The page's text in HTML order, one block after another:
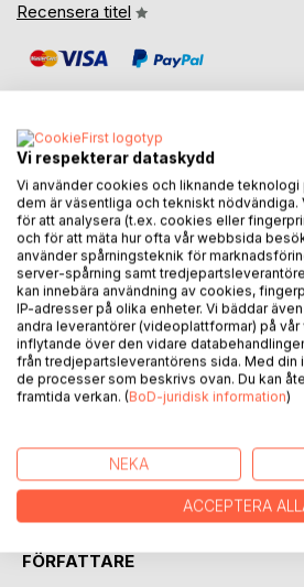
Recensera titel
BESKRIVNING
Warren Buffet lär ha sagt att det är
egna misstag men ännu bättre att
Fails berättar över 50 spännande
från populärkultur, vetenskap,
hur vår strävan att bli bättre och nå
snubblar rejält på vägen.
Läs om stora och små missar som
Shackletons brutala Antarktisresa,
filmskola eller när Avicii trots burop i
monsterhit genom att återuppfinna en
FÖRFATTARE
Vi respekterar dataskydd
Vi använder cookies och liknande teknologi
dem är väsentliga och tekniskt nödvändiga.
för att analysera (t.ex. cookies eller
och för att mäta hur ofta vår webbsida
använder spårningsteknik för
server-spårning samt
kan innebära användning av cookies,
IP-adresser på olika enheter. Vi bäddar
andra leverantörer (videoplattformar) på
inflytande över den vidare
från tredjepartsleverantörens sida. Med din
de processer som beskrivs ovan. Du kan
framtida verkan. (BoD-juridisk information)
NEKA
ACCEPTERA